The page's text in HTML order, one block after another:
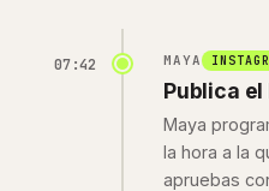
07:42 MAYA
Publica el
Maya
la hora a la
apruebas